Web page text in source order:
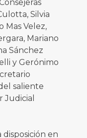
Silvia
Mas Velez,
Mariano
Sánchez
y Gerónimo
saliente
Judicial
disposición en